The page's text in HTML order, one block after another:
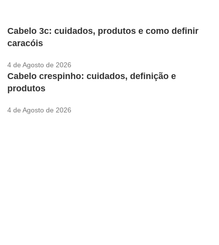
Cabelo 3c: cuidados, produtos e como definir
caracóis
4 de Agosto de 2026
Cabelo crespinho: cuidados, definição e
produtos
4 de Agosto de 2026